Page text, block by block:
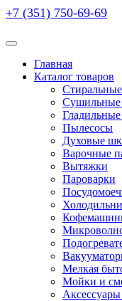
+7 (351) 750-69-69
Главная
Каталог товаров
Пылесосы
Духовые
Варочные
Вытяжки
Пароварки
Мелкая
Мойки и